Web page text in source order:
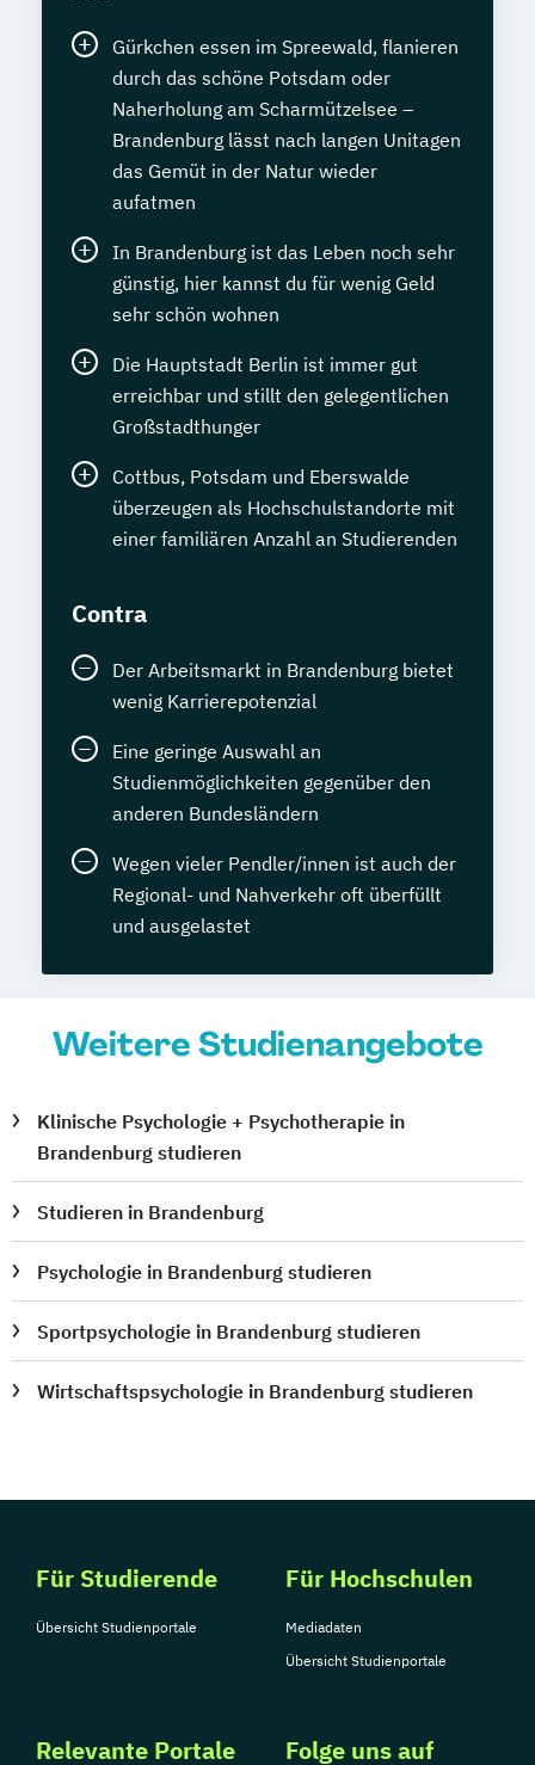
Gürkchen essen im Spreewald, flanieren
durch das schöne Potsdam oder
Naherholung am Scharmützelsee –
Brandenburg lässt nach langen Unitagen
das Gemüt in der Natur wieder
aufatmen
In Brandenburg ist das Leben noch sehr
günstig, hier kannst du für wenig Geld
sehr schön wohnen
Die Hauptstadt Berlin ist immer gut
erreichbar und stillt den gelegentlichen
Großstadthunger
Cottbus, Potsdam und Eberswalde
überzeugen als Hochschulstandorte mit
einer familiären Anzahl an Studierenden
Contra
Der Arbeitsmarkt in Brandenburg bietet
wenig Karrierepotenzial
Eine geringe Auswahl an
Studienmöglichkeiten gegenüber den
anderen Bundesländern
Wegen vieler Pendler/innen ist auch der
Regional- und Nahverkehr oft überfüllt
und ausgelastet
Weitere Studienangebote
Klinische Psychologie + Psychotherapie in
Brandenburg studieren
Studieren in Brandenburg
Psychologie in Brandenburg studieren
Sportpsychologie in Brandenburg studieren
Wirtschaftspsychologie in Brandenburg studieren
Für Studierende
Übersicht Studienportale
Für Hochschulen
Mediadaten
Übersicht Studienportale
Relevante Portale Folge uns auf